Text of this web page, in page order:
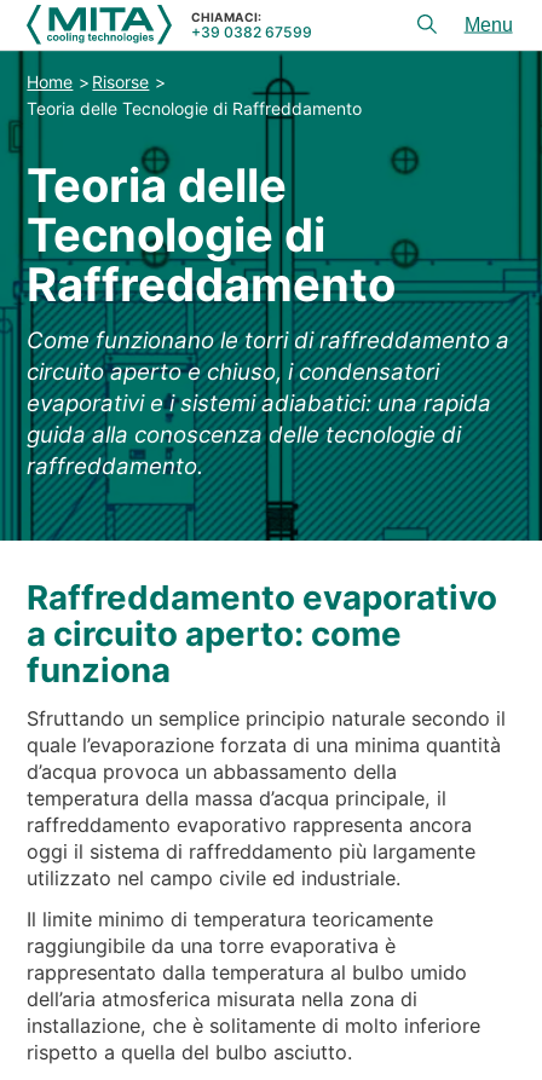
REFERENZE
NEWS & EVENTI
CHI SIAMO
SOSTENIBILITÀ
ARTICOLI TECNICI
AREA RISERVATA
IT EN FR DE PL
CHIAMACI:
+39 0382 67599
menu
PRODOTTI
APPLICAZIONI
SERVIZI E CONSULENZA
SERVICE
RISORSE
CONTATTI
CHIAMACI: +39 0382 67599
Home
Risorse
Teoria delle Tecnologie di Raffreddamento
Teoria delle
Tecnologie di
Raffreddamento
Come funzionano le torri di raffreddamento a
circuito aperto e chiuso, i condensatori
evaporativi e i sistemi adiabatici: una rapida
guida alla conoscenza delle tecnologie di
raffreddamento.
Raffreddamento evaporativo
a circuito aperto: come
funziona
Sfruttando un semplice principio naturale secondo il
quale l’evaporazione forzata di una minima quantità
d’acqua provoca un abbassamento della
temperatura della massa d’acqua principale, il
raffreddamento evaporativo rappresenta ancora
oggi il sistema di raffreddamento più largamente
utilizzato nel campo civile ed industriale.
Il limite minimo di temperatura teoricamente
raggiungibile da una torre evaporativa è
rappresentato dalla temperatura al bulbo umido
dell’aria atmosferica misurata nella zona di
installazione, che è solitamente di molto inferiore
rispetto a quella del bulbo asciutto.